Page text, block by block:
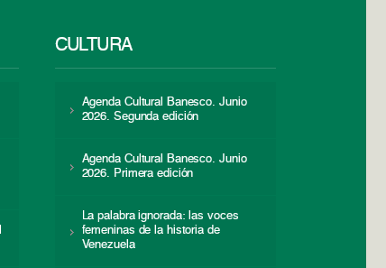
CULTURA
Agenda Cultural Banesco. Junio
2026. Segunda edición
Agenda Cultural Banesco. Junio
2026. Primera edición
La palabra ignorada: las voces
femeninas de la historia de
Venezuela